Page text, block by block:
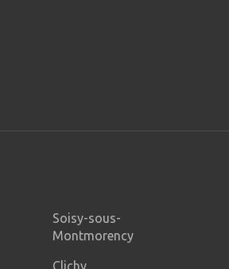
Soisy-sous-
Montmorency
Clichy